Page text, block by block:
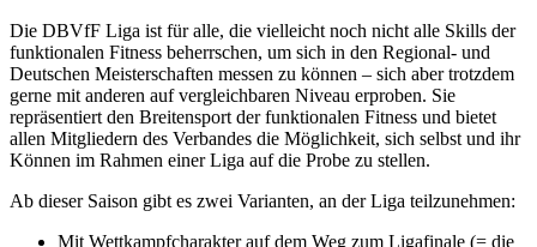
Die DBVfF Liga ist für alle, die vielleicht noch nicht alle Skills der
funktionalen Fitness beherrschen, um sich in den Regional- und
Deutschen Meisterschaften messen zu können – sich aber trotzdem
gerne mit anderen auf vergleichbaren Niveau erproben. Sie
repräsentiert den Breitensport der funktionalen Fitness und bietet
allen Mitgliedern des Verbandes die Möglichkeit, sich selbst und ihr
Können im Rahmen einer Liga auf die Probe zu stellen.
Ab dieser Saison gibt es zwei Varianten, an der Liga teilzunehmen:
Mit Wettkampfcharakter auf dem Weg zum Ligafinale (= die